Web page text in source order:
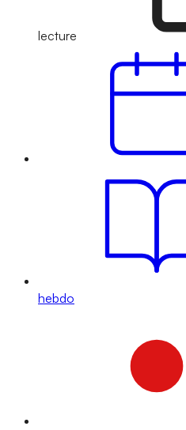
lecture
hebdo